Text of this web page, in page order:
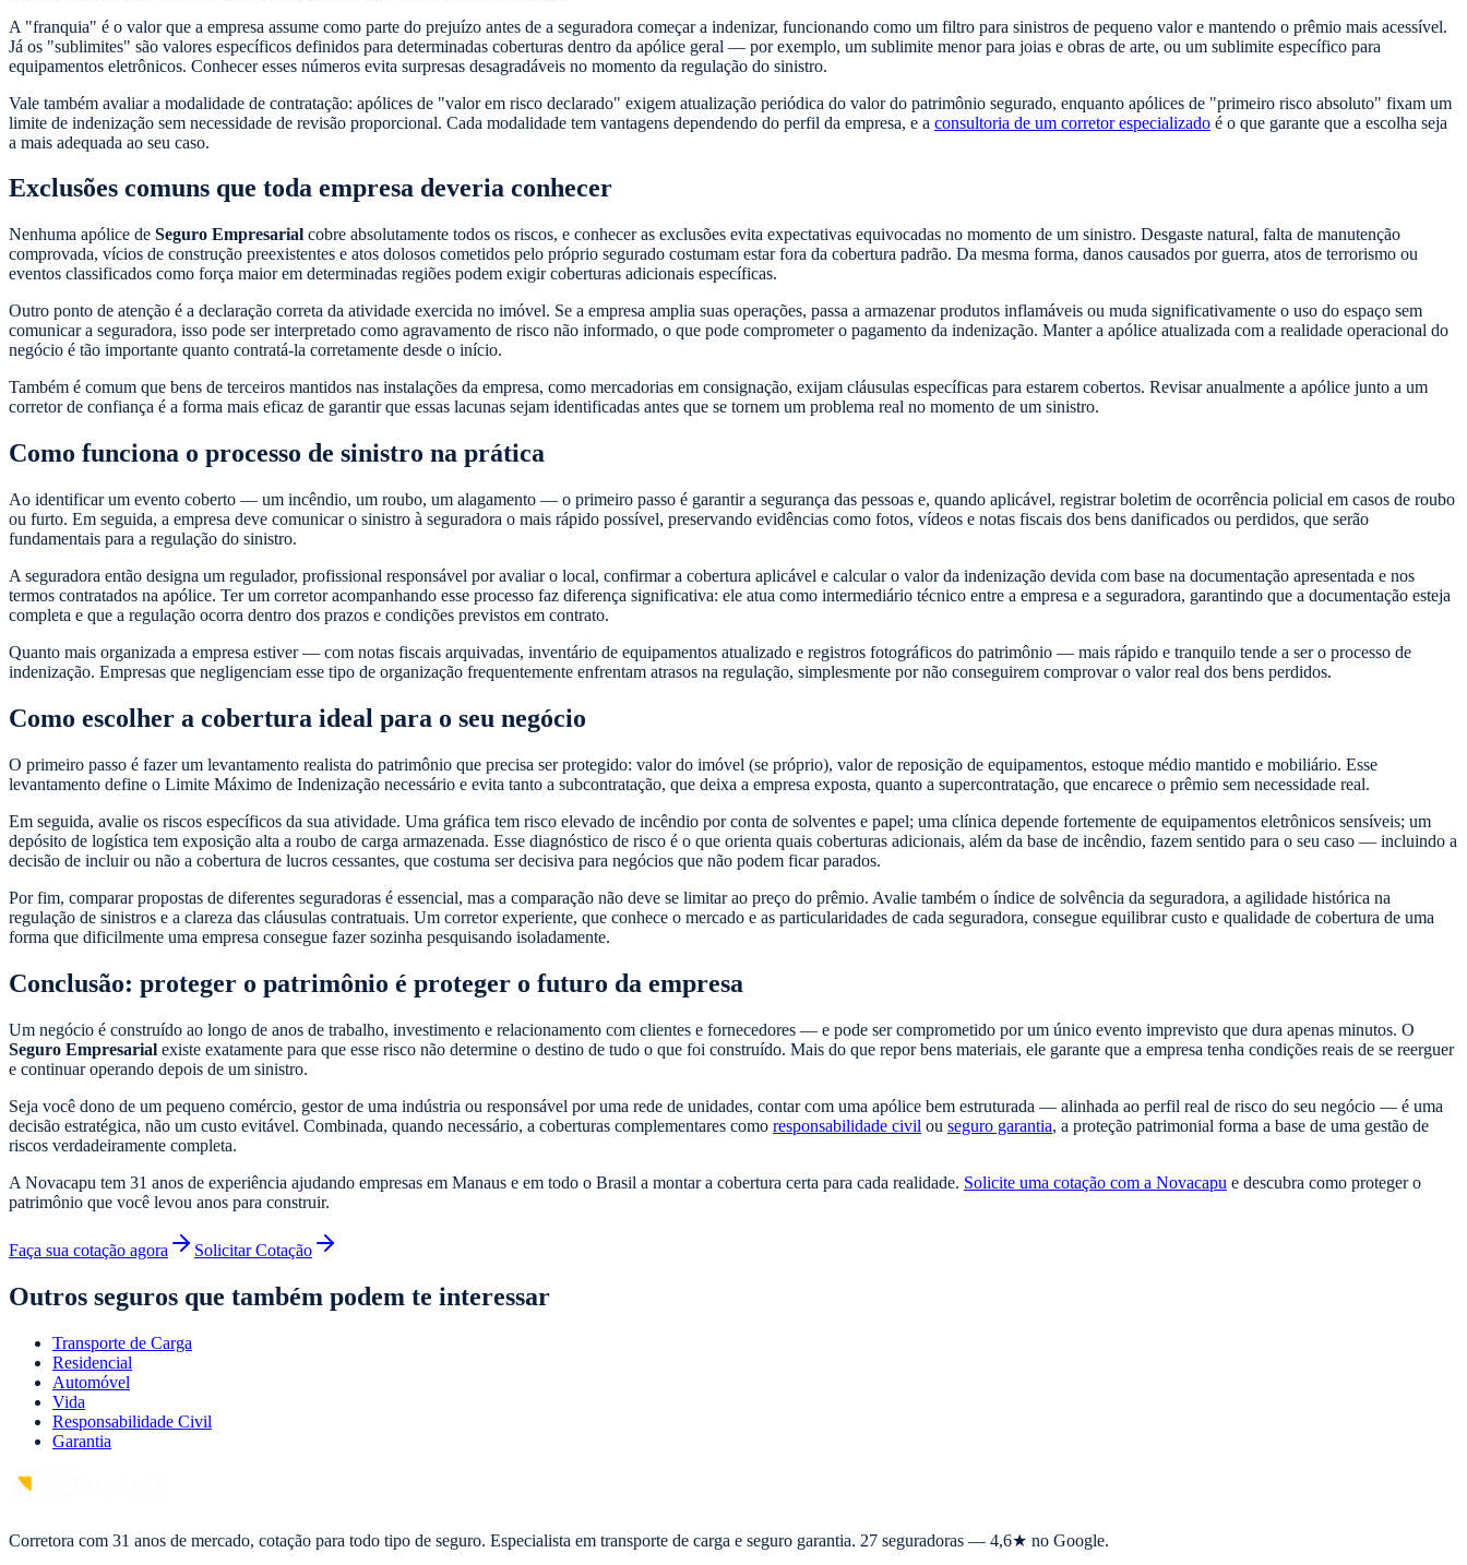
A "franquia" é o valor que a empresa assume como parte do prejuízo antes de a seguradora começar a indenizar, funcionando como um filtro para sinistros de pequeno valor e mantendo o prêmio mais acessível.
Já os "sublimites" são valores específicos definidos para determinadas coberturas dentro da apólice geral — por exemplo, um sublimite menor para joias e obras de arte, ou um sublimite específico para
equipamentos eletrônicos. Conhecer esses números evita surpresas desagradáveis no momento da regulação do sinistro.
Vale também avaliar a modalidade de contratação: apólices de "valor em risco declarado" exigem atualização periódica do valor do patrimônio segurado, enquanto apólices de "primeiro risco absoluto" fixam um
limite de indenização sem necessidade de revisão proporcional. Cada modalidade tem vantagens dependendo do perfil da empresa, e a consultoria de um corretor especializado é o que garante que a escolha seja
a mais adequada ao seu caso.
Exclusões comuns que toda empresa deveria conhecer
Nenhuma apólice de Seguro Empresarial cobre absolutamente todos os riscos, e conhecer as exclusões evita expectativas equivocadas no momento de um sinistro. Desgaste natural, falta de manutenção
comprovada, vícios de construção preexistentes e atos dolosos cometidos pelo próprio segurado costumam estar fora da cobertura padrão. Da mesma forma, danos causados por guerra, atos de terrorismo ou
eventos classificados como força maior em determinadas regiões podem exigir coberturas adicionais específicas.
Outro ponto de atenção é a declaração correta da atividade exercida no imóvel. Se a empresa amplia suas operações, passa a armazenar produtos inflamáveis ou muda significativamente o uso do espaço sem
comunicar a seguradora, isso pode ser interpretado como agravamento de risco não informado, o que pode comprometer o pagamento da indenização. Manter a apólice atualizada com a realidade operacional do
negócio é tão importante quanto contratá-la corretamente desde o início.
Também é comum que bens de terceiros mantidos nas instalações da empresa, como mercadorias em consignação, exijam cláusulas específicas para estarem cobertos. Revisar anualmente a apólice junto a um
corretor de confiança é a forma mais eficaz de garantir que essas lacunas sejam identificadas antes que se tornem um problema real no momento de um sinistro.
Como funciona o processo de sinistro na prática
Ao identificar um evento coberto — um incêndio, um roubo, um alagamento — o primeiro passo é garantir a segurança das pessoas e, quando aplicável, registrar boletim de ocorrência policial em casos de roubo
ou furto. Em seguida, a empresa deve comunicar o sinistro à seguradora o mais rápido possível, preservando evidências como fotos, vídeos e notas fiscais dos bens danificados ou perdidos, que serão
fundamentais para a regulação do sinistro.
A seguradora então designa um regulador, profissional responsável por avaliar o local, confirmar a cobertura aplicável e calcular o valor da indenização devida com base na documentação apresentada e nos
termos contratados na apólice. Ter um corretor acompanhando esse processo faz diferença significativa: ele atua como intermediário técnico entre a empresa e a seguradora, garantindo que a documentação esteja
completa e que a regulação ocorra dentro dos prazos e condições previstos em contrato.
Quanto mais organizada a empresa estiver — com notas fiscais arquivadas, inventário de equipamentos atualizado e registros fotográficos do patrimônio — mais rápido e tranquilo tende a ser o processo de
indenização. Empresas que negligenciam esse tipo de organização frequentemente enfrentam atrasos na regulação, simplesmente por não conseguirem comprovar o valor real dos bens perdidos.
Como escolher a cobertura ideal para o seu negócio
O primeiro passo é fazer um levantamento realista do patrimônio que precisa ser protegido: valor do imóvel (se próprio), valor de reposição de equipamentos, estoque médio mantido e mobiliário. Esse
levantamento define o Limite Máximo de Indenização necessário e evita tanto a subcontratação, que deixa a empresa exposta, quanto a supercontratação, que encarece o prêmio sem necessidade real.
Em seguida, avalie os riscos específicos da sua atividade. Uma gráfica tem risco elevado de incêndio por conta de solventes e papel; uma clínica depende fortemente de equipamentos eletrônicos sensíveis; um
depósito de logística tem exposição alta a roubo de carga armazenada. Esse diagnóstico de risco é o que orienta quais coberturas adicionais, além da base de incêndio, fazem sentido para o seu caso — incluindo a
decisão de incluir ou não a cobertura de lucros cessantes, que costuma ser decisiva para negócios que não podem ficar parados.
Por fim, comparar propostas de diferentes seguradoras é essencial, mas a comparação não deve se limitar ao preço do prêmio. Avalie também o índice de solvência da seguradora, a agilidade histórica na
regulação de sinistros e a clareza das cláusulas contratuais. Um corretor experiente, que conhece o mercado e as particularidades de cada seguradora, consegue equilibrar custo e qualidade de cobertura de uma
forma que dificilmente uma empresa consegue fazer sozinha pesquisando isoladamente.
Conclusão: proteger o patrimônio é proteger o futuro da empresa
Um negócio é construído ao longo de anos de trabalho, investimento e relacionamento com clientes e fornecedores — e pode ser comprometido por um único evento imprevisto que dura apenas minutos. O
Seguro Empresarial existe exatamente para que esse risco não determine o destino de tudo o que foi construído. Mais do que repor bens materiais, ele garante que a empresa tenha condições reais de se reerguer
e continuar operando depois de um sinistro.
Seja você dono de um pequeno comércio, gestor de uma indústria ou responsável por uma rede de unidades, contar com uma apólice bem estruturada — alinhada ao perfil real de risco do seu negócio — é uma
decisão estratégica, não um custo evitável. Combinada, quando necessário, a coberturas complementares como responsabilidade civil ou seguro garantia, a proteção patrimonial forma a base de uma gestão de
riscos verdadeiramente completa.
A Novacapu tem 31 anos de experiência ajudando empresas em Manaus e em todo o Brasil a montar a cobertura certa para cada realidade. Solicite uma cotação com a Novacapu e descubra como proteger o
patrimônio que você levou anos para construir.
Faça sua cotação agora Solicitar Cotação
Outros seguros que também podem te interessar
Transporte de Carga
Residencial
Automóvel
Vida
Responsabilidade Civil
Garantia
Corretora com 31 anos de mercado, cotação para todo tipo de seguro. Especialista em transporte de carga e seguro garantia. 27 seguradoras — 4,6★ no Google.